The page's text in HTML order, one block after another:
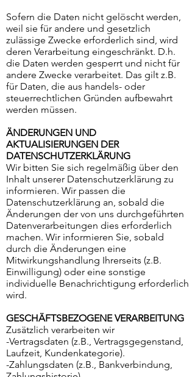
Sofern die Daten nicht gelöscht werden,
weil sie für andere und gesetzlich
zulässige Zwecke erforderlich sind, wird
deren Verarbeitung eingeschränkt. D.h.
die Daten werden gesperrt und nicht für
andere Zwecke verarbeitet. Das gilt z.B.
für Daten, die aus handels- oder
steuerrechtlichen Gründen aufbewahrt
werden müssen.
ÄNDERUNGEN UND
AKTUALISIERUNGEN DER
DATENSCHUTZERKLÄRUNG
Wir bitten Sie sich regelmäßig über den
Inhalt unserer Datenschutzerklärung zu
informieren. Wir passen die
Datenschutzerklärung an, sobald die
Änderungen der von uns durchgeführten
Datenverarbeitungen dies erforderlich
machen. Wir informieren Sie, sobald
durch die Änderungen eine
Mitwirkungshandlung Ihrerseits (z.B.
Einwilligung) oder eine sonstige
individuelle Benachrichtigung erforderlich
wird.
GESCHÄFTSBEZOGENE VERARBEITUNG
Zusätzlich verarbeiten wir
-Vertragsdaten (z.B., Vertragsgegenstand,
Laufzeit, Kundenkategorie).
-Zahlungsdaten (z.B., Bankverbindung,